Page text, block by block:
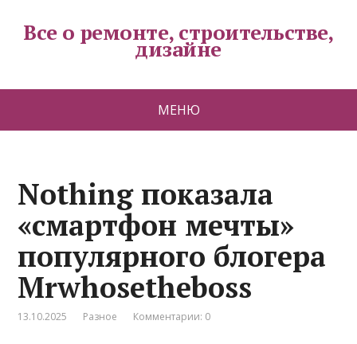
Все о ремонте, строительстве,
дизайне
МЕНЮ
Nothing показала
«смартфон мечты»
популярного блогера
Mrwhosetheboss
13.10.2025 Разное Комментарии: 0